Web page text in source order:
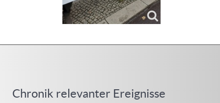
Chronik relevanter Ereignisse